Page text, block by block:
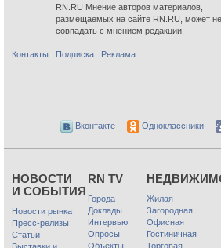
RN.RU Мнение авторов материалов,
размещаемых на сайте RN.RU, может не
совпадать с мнением редакции.
Контакты Подписка Реклама
Вконтакте Одноклассники
НОВОСТИ
И СОБЫТИЯ
Новости рынка
Пресс-релизы
Статьи
RN TV
Города
Доклады
Интервью
Опросы
Объекты
Жилая
Загородная
Офисная
Гостиничная
Торговая